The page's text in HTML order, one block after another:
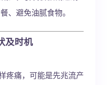
、避免油腻食物。
及时机
疼痛，可能是先兆流产